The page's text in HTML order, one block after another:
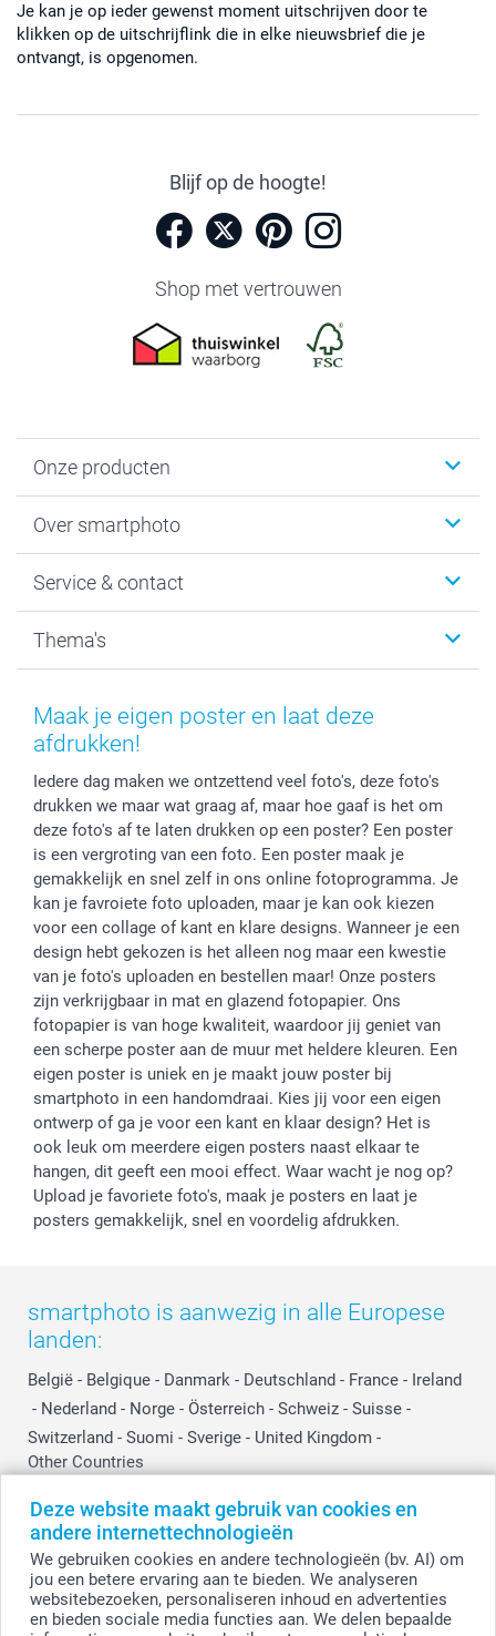
Deze website maakt gebruik van cookies en
andere internettechnologieën
We gebruiken cookies en andere technologieën (bv. AI) om
jou een betere ervaring aan te bieden. We analyseren
websitebezoeken, personaliseren inhoud en advertenties
en bieden sociale media functies aan. We delen bepaalde
Je kan je op ieder gewenst moment uitschrijven door te
klikken op de uitschrijflink die in elke nieuwsbrief die je
ontvangt, is opgenomen.
Blijf op de hoogte!
Shop met vertrouwen
Onze producten
Fotoboeken
Fotocadeaus
Kaarten
Over smartphoto
Vacatures
Bestelproces
Herroepingsrecht
Privacy
Reviews
Prijslijst
Investor Relations
Service & contact
Tevredenheidsgarantie
Mijn orderstatus
smartbonus
service@smartphoto.nl
Affiliate partnerprogramma
Partnerships
Influencer partnerprogramma
Thema's
Baby
Moederdag
Huwelijk
Maak je eigen poster en laat deze
afdrukken!
Iedere dag maken we ontzettend veel foto's, deze foto's
drukken we maar wat graag af, maar hoe gaaf is het om
deze foto's af te laten drukken op een poster? Een poster
is een vergroting van een foto. Een poster maak je
gemakkelijk en snel zelf in ons online fotoprogramma. Je
kan je favroiete foto uploaden, maar je kan ook kiezen
voor een collage of kant en klare designs. Wanneer je een
design hebt gekozen is het alleen nog maar een kwestie
van je foto's uploaden en bestellen maar! Onze posters
zijn verkrijgbaar in mat en glazend fotopapier. Ons
fotopapier is van hoge kwaliteit, waardoor jij geniet van
een scherpe poster aan de muur met heldere kleuren. Een
eigen poster is uniek en je maakt jouw poster bij
smartphoto in een handomdraai. Kies jij voor een eigen
ontwerp of ga je voor een kant en klaar design? Het is
ook leuk om meerdere eigen posters naast elkaar te
hangen, dit geeft een mooi effect. Waar wacht je nog op?
Upload je favoriete foto's, maak je posters en laat je
posters gemakkelijk, snel en voordelig afdrukken.
smartphoto is aanwezig in alle Europese
landen:
België - Belgique - Danmark - Deutschland - France - Ireland
- Nederland - Norge - Österreich - Schweiz - Suisse -
Switzerland - Suomi - Sverige - United Kingdom -
Other Countries
© smartphoto group. Alle rechten voorbehouden.Disclaimer
Alle prijzen zijn in EURO (€) inclusief BTW en exclusief verzendkosten.